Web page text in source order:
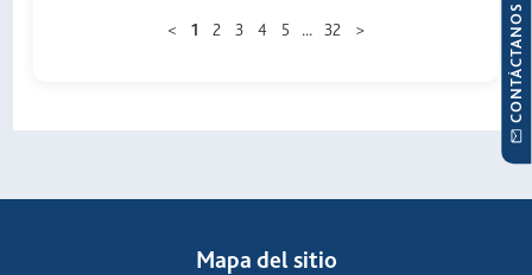
< 1 2 3 4 5 ... 32 > CONTÁCTANOS
Mapa del sitio